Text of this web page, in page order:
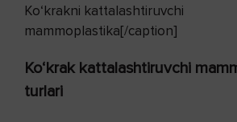
Ko‘krakni kattalashtiruvchi
mammoplastika[/caption]
Ko‘krak kattalashtiruvchi
turlari